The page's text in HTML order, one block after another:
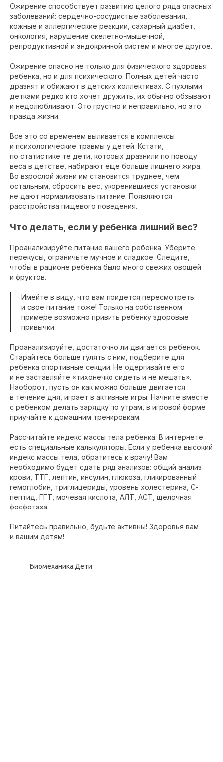
Ожирение способствует развитию целого ряда опасных
заболеваний: сердечно-сосудистые заболевания,
кожные и аллергические реакции, сахарный диабет,
онкология, нарушение скелетно-мышечной,
репродуктивной и эндокринной систем и многое другое.
Ожирение опасно не только для физического здоровья
ребенка, но и для психического. Полных детей часто
дразнят и обижают в детских коллективах. С пухлыми
детками редко кто хочет дружить, их обычно обзывают
и недолюбливают. Это грустно и неправильно, но это
правда жизни.
Все это со временем выливается в комплексы
и психологические травмы у детей. Кстати,
по статистике те дети, которых дразнили по поводу
веса в детстве, набирают еще больше лишнего жира.
Во взрослой жизни им становится труднее, чем
остальным, сбросить вес, укоренившиеся установки
не дают нормализовать питание. Появляются
расстройства пищевого поведения.
Что делать, если у ребенка лишний вес?
Проанализируйте питание вашего ребенка. Уберите
перекусы, ограничьте мучное и сладкое. Следите,
чтобы в рационе ребенка было много свежих овощей
и фруктов.
Имейте в виду, что вам придется пересмотреть
и свое питание тоже! Только на собственном
примере возможно привить ребенку здоровые
привычки.
Проанализируйте, достаточно ли двигается ребенок.
Старайтесь больше гулять с ним, подберите для
ребенка спортивные секции. Не одергивайте его
и не заставляйте «тихонечко сидеть и не мешать».
Наоборот, пусть он как можно больше двигается
в течение дня, играет в активные игры. Начните вместе
с ребенком делать зарядку по утрам, в игровой форме
приучайте к домашним тренировкам.
Рассчитайте индекс массы тела ребенка. В интернете
есть специальные калькуляторы. Если у ребенка высокий
индекс массы тела, обратитесь к врачу! Вам
необходимо будет сдать ряд анализов: общий анализ
крови, ТТГ, лептин, инсулин, глюкоза, гликированный
гемоглобин, триглицериды, уровень холестерина, С-
пептид, ГГТ, мочевая кислота, АЛТ, АСТ, щелочная
фосфотаза.
Питайтесь правильно, будьте активны! Здоровья вам
и вашим детям!
Биомеханика.Дети